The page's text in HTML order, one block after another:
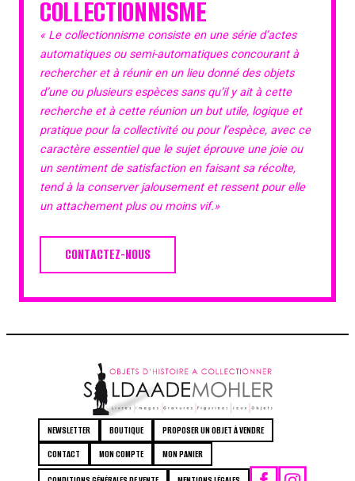
COLLECTIONNISME
« Le collectionnisme consiste en une série d’actes
automatiques ou semi-automatiques concourant à
rechercher et à réunir en un lieu donné des objets
d’une ou plusieurs espèces sans qu’il y ait à cette
recherche et à cette réunion un but utile, logique et
pratique pour la collectivité ou pour l’espèce, avec ce
caractère essentiel que le sujet éprouve une joie ou
un sentiment de satisfaction en faisant sa récolte,
tend à la conserver jalousement et ressent pour elle
un attachement plus ou moins vif.»
CONTACTEZ-NOUS
NEWSLETTER BOUTIQUE
PROPOSER UN OBJET À VENDRE
CONTACT
MON COMPTE MON PANIER